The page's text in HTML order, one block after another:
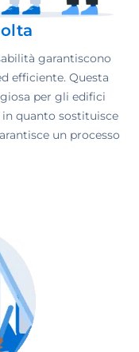
garantiscono
efficiente. Questa
per gli edifici
quanto sostituisce
un processo